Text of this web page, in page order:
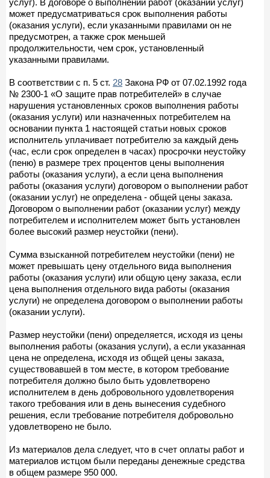
может предусматриваться срок выполнения работы
(оказания услуги), если указанными правилами он не
предусмотрен, а также срок меньшей
продолжительности, чем срок, установленный
указанными правилами.
В соответствии с п. 5 ст. 28 Закона РФ от 07.02.1992 года
№ 2300-1 «О защите прав потребителей» в случае
нарушения установленных сроков выполнения работы
(оказания услуги) или назначенных потребителем на
основании пункта 1 настоящей статьи новых сроков
исполнитель уплачивает потребителю за каждый день
(час, если срок определен в часах) просрочки неустойку
(пеню) в размере трех процентов цены выполнения
работы (оказания услуги), а если цена выполнения
работы (оказания услуги) договором о выполнении работ
(оказании услуг) не определена - общей цены заказа.
Договором о выполнении работ (оказании услуг) между
потребителем и исполнителем может быть установлен
более высокий размер неустойки (пени).
Сумма взысканной потребителем неустойки (пени) не
может превышать цену отдельного вида выполнения
работы (оказания услуги) или общую цену заказа, если
цена выполнения отдельного вида работы (оказания
услуги) не определена договором о выполнении работы
(оказании услуги).
Размер неустойки (пени) определяется, исходя из цены
выполнения работы (оказания услуги), а если указанная
цена не определена, исходя из общей цены заказа,
существовавшей в том месте, в котором требование
потребителя должно было быть удовлетворено
исполнителем в день добровольного удовлетворения
такого требования или в день вынесения судебного
решения, если требование потребителя добровольно
удовлетворено не было.
Из материалов дела следует, что в счет оплаты работ и
материалов истцом были переданы денежные средства
в общем размере 950 000.